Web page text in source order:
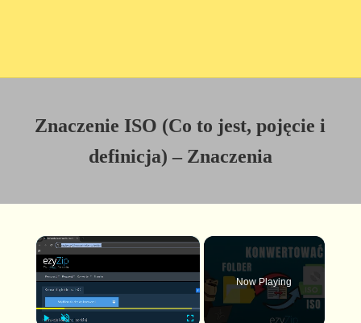
Znaczenie ISO (Co to jest, pojęcie i
definicja) – Znaczenia
×
Now Playing